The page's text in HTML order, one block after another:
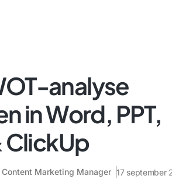
analyse
in Word, PPT,
ClickUp
Content Marketing Manager 17 september